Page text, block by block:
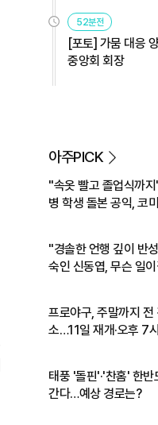
52분전
[포토] 가뭄 대응
중앙회 회장
아주PICK
"속옷 빨고 졸업식까
병 학생 돌본 공익, 코
"경솔한 언행 깊이 반
숙인 신동엽, 무슨 일
프로야구, 주말까지 전
소…11일 재개·오후 7
태풍 '돌핀'·'찬홈' 한반
간다…예상 경로는?